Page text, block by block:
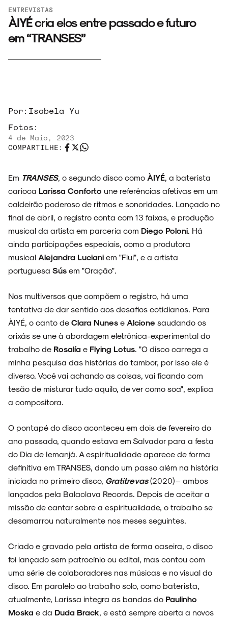
ENTREVISTAS
ÀIYÉ cria elos entre passado e futuro
em “TRANSES”
Por: Isabela Yu
Fotos:
4 de Maio, 2023
COMPARTILHE:
Em TRANSES, o segundo disco como ÀIYÉ, a baterista
carioca Larissa Conforto une referências afetivas em um
caldeirão poderoso de ritmos e sonoridades. Lançado no
final de abril, o registro conta com 13 faixas, e produção
musical da artista em parceria com Diego Poloni. Há
ainda participações especiais, como a produtora
musical Alejandra Luciani em "Flui", e a artista
portuguesa Sús em "Oração".
Nos multiversos que compõem o registro, há uma
tentativa de dar sentido aos desafios cotidianos. Para
ÀIYÉ, o canto de Clara Nunes e Alcione saudando os
orixás se une à abordagem eletrônica-experimental do
trabalho de Rosalía e Flying Lotus. "O disco carrega a
minha pesquisa das histórias do tambor, por isso ele é
diverso. Você vai achando as coisas, vai ficando com
tesão de misturar tudo aquilo, de ver como soa", explica
a compositora.
O pontapé do disco aconteceu em dois de fevereiro do
ano passado, quando estava em Salvador para a festa
do Dia de Iemanjá. A espiritualidade aparece de forma
definitiva em TRANSES, dando um passo além na história
iniciada no primeiro disco, Gratitrevas(2020) – ambos
lançados pela Balaclava Records. Depois de aceitar a
missão de cantar sobre a espiritualidade, o trabalho se
desamarrou naturalmente nos meses seguintes.
Criado e gravado pela artista de forma caseira, o disco
foi lançado sem patrocínio ou edital, mas contou com
uma série de colaboradores nas músicas e no visual do
disco. Em paralelo ao trabalho solo, como baterista,
atualmente, Larissa integra as bandas do Paulinho
Moska e da Duda Brack, e está sempre aberta a novos